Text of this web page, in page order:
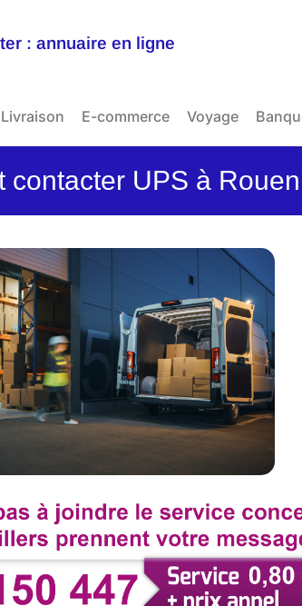
: annuaire en ligne
Livraison E-commerce Voyage
contacter UPS à